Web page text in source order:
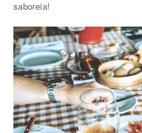
saboreia!